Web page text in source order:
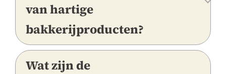
van hartige
bakkerijproducten?
Wat zijn de